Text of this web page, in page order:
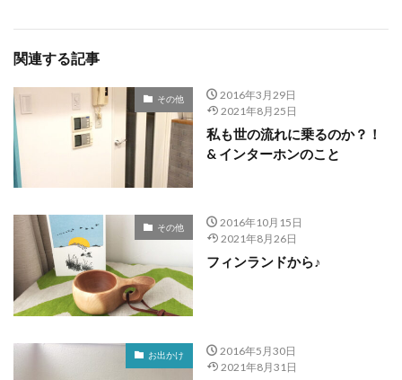
関連する記事
その他
2016年3月29日
2021年8月25日
私も世の流れに乗るのか？！
& インターホンのこと
その他
2016年10月15日
2021年8月26日
フィンランドから♪
お出かけ
2016年5月30日
2021年8月31日